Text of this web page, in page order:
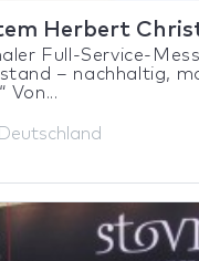
Herbert
Full-Service-
– nachhaltig,
Von...